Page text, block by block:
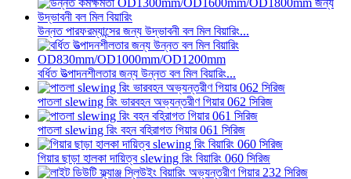
উন্নত পারফরম্যান্সের জন্য উদ্ভাবনী বল মিল বিয়ারিং...
বর্ধিত উত্পাদনশীলতার জন্য উন্নত বল মিল বিয়ারিং...
পাতলা slewing রিং ভারবহন অভ্যন্তরীণ গিয়ার 062 সিরিজ
পাতলা slewing রিং বহন বহিরাগত গিয়ার 061 সিরিজ
গিয়ার ছাড়া হালকা দায়িত্ব slewing রিং বিয়ারিং 060 সিরিজ